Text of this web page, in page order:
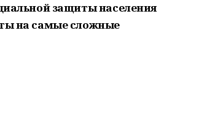
защиты населения
на самые сложные